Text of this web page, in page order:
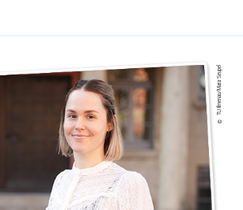
TU Ilmenau/Mara Seupel